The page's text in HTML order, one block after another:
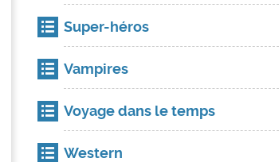
Super-héros
Vampires
Voyage dans le temps
Western